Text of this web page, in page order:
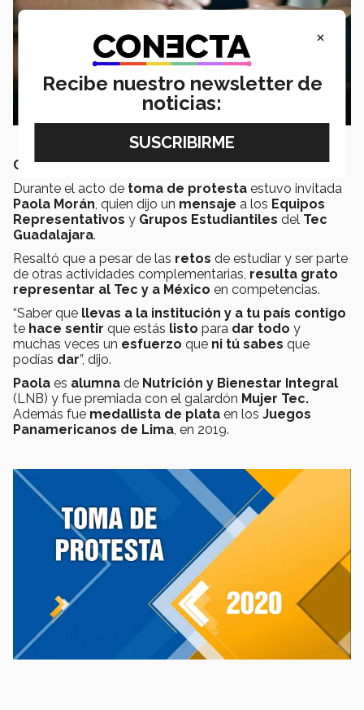
COMPARTIR INSPIRACIÓN
Durante el acto de toma de protesta estuvo invitada
Paola Morán , quien dijo un mensaje a los Equipos
Representativos y Grupos Estudiantiles del Tec
Guadalajara.
Resaltó que a pesar de las retos de estudiar y ser parte
de otras actividades complementarias, resulta grato
representar al Tec y a México en competencias.
“Saber que llevas a la institución y a tu país contigo
te hace sentir que estás listo para dar todo y
muchas veces un esfuerzo que ni tú sabes que
podías dar”, dijo.
Paola es alumna de Nutrición y Bienestar Integral
(LNB) y fue premiada con el galardón Mujer Tec.
Además fue medallista de plata en los Juegos
Panamericanos de Lima , en 2019.
×
Recibe nuestro newsletter de
noticias: